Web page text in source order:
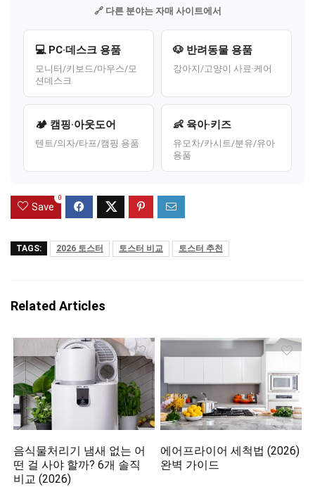
🔗 다른 분야는 자매 사이트에서
💻 PC·데스크 용품
모니터/키보드/마우스/모
션데스크
🐶 반려동물 용품
강아지/고양이 사료·케어
🏕️ 캠핑·아웃도어
텐트/의자/타프/캠핑 용품
👶 육아·키즈
유모차/카시트/분유/유아
용품
Save
0
TAGS: 2026 토스터 토스터 비교 토스터 추천
Related Articles
음식물처리기 냄새 없는 어
떤 걸 사야 할까? 6개 솔직
비교 (2026)
에어프라이어 세척법 (2026)
완벽 가이드